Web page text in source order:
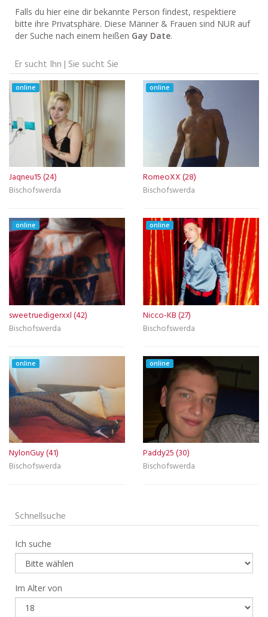
Falls du hier eine dir bekannte Person findest, respektiere
bitte ihre Privatsphäre. Diese Männer & Frauen sind NUR auf
der Suche nach einem heißen Gay Date.
Er sucht Ihn | Sie sucht Sie
online
Jaqneu15 (24)
Bischofswerda
online
RomeoXX (28)
Bischofswerda
online
sweetruedigerxxl (42)
Bischofswerda
online
Nicco-KB (27)
Bischofswerda
online
NylonGuy (41)
Bischofswerda
online
Paddy25 (30)
Bischofswerda
Schnellsuche
Ich suche
Im Alter von